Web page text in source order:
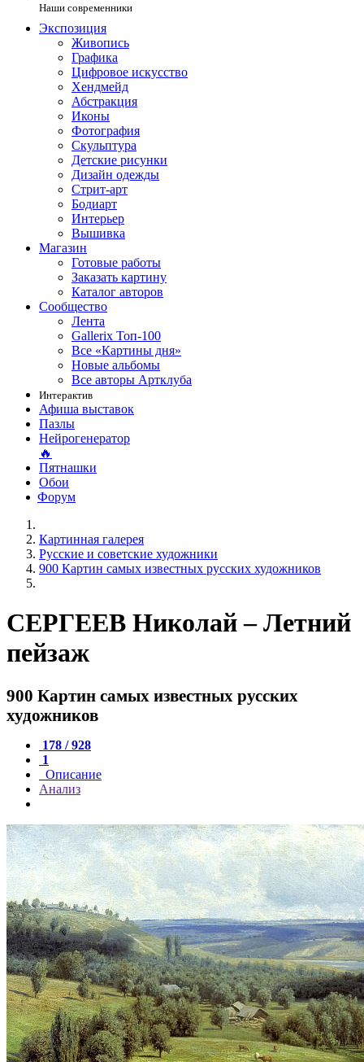
Наши современники
Экспозиция
Живопись
Графика
Цифровое искусство
Хендмейд
Абстракция
Иконы
Фотография
Скульптура
Детские рисунки
Дизайн одежды
Стрит-арт
Бодиарт
Интерьер
Вышивка
Магазин
Готовые работы
Заказать картину
Каталог авторов
Сообщество
Лента
Gallerix Топ-100
Все «Картины дня»
Новые альбомы
Все авторы Артклуба
Интерактив
Афиша выставок
Пазлы
Нейрогенератор
🔥
Пятнашки
Обои
Форум
Картинная галерея
Русские и советские художники
900 Картин самых известных русских художников
СЕРГЕЕВ Николай – Летний
пейзаж
900 Картин самых известных русских
художников
178 / 928
1
Описание
Анализ